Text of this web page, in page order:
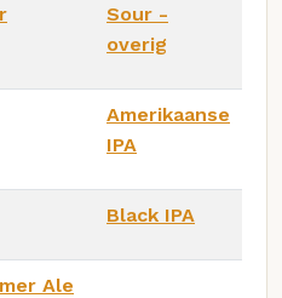
Sour -
overig
Amerikaanse
IPA
Black IPA
Ale